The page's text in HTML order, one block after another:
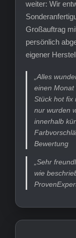
weiter: Wir
Großauftrag
persönlich
eigener
„Alles
einen
Stück hot fix
nur wurden
innerhalb
Bewertung
„Sehr
wie